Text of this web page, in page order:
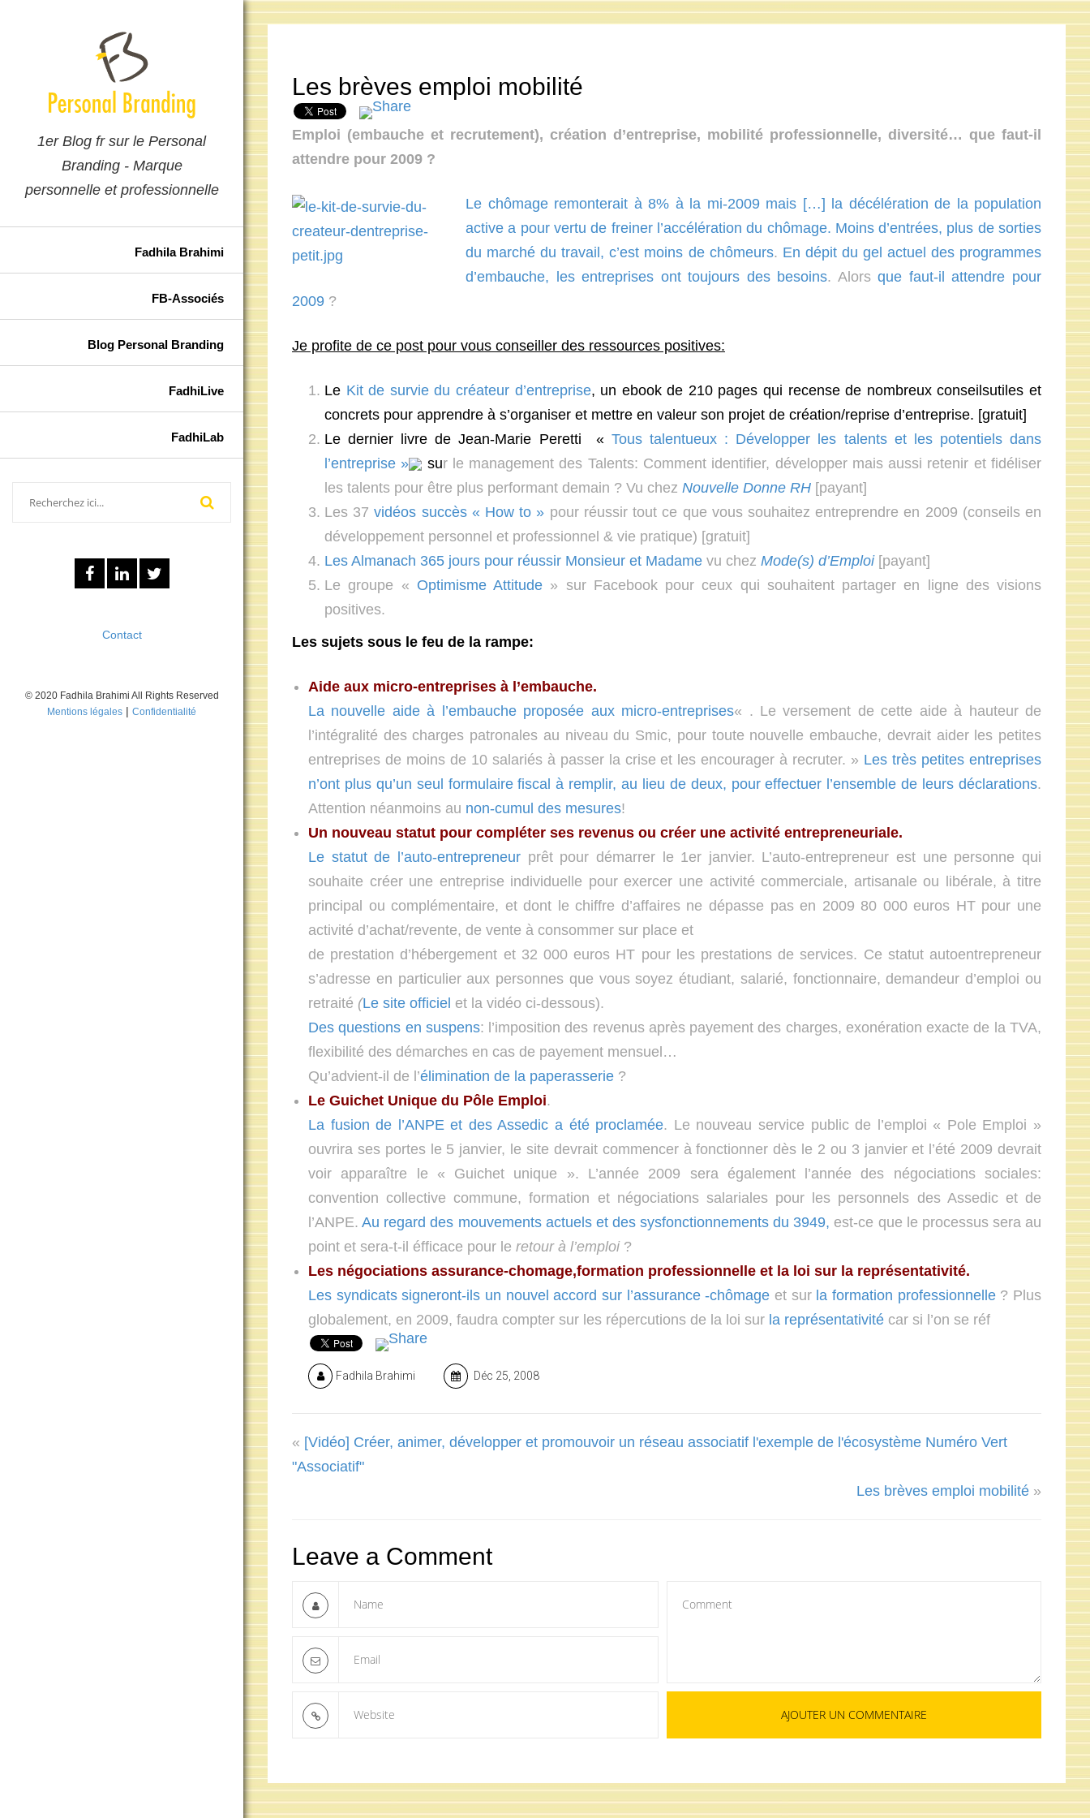
1er Blog fr sur le Personal
Branding - Marque
personnelle et professionnelle
Fadhila Brahimi
FB-Associés
Blog Personal Branding
FadhiLive
FadhiLab
Contact
© 2020 Fadhila Brahimi All Rights Reserved
Mentions légales | Confidentialité
Les brèves emploi mobilité
Emploi (embauche et recrutement), création d’entreprise, mobilité professionnelle, diversité… que faut-il
attendre pour 2009 ?
Le chômage remonterait à 8% à la mi-2009 mais […] la décélération de la population
active a pour vertu de freiner l’accélération du chômage. Moins d’entrées, plus de sorties
du marché du travail, c’est moins de chômeurs. En dépit du gel actuel des programmes
d’embauche, les entreprises ont toujours des besoins. Alorsque faut-il attendre pour
2009 ?
Je profite de ce post pour vous conseiller des ressources positives:
Le Kit de survie du créateur d’entreprise, un ebook de 210 pages qui recense de nombreux conseilsutiles et
concrets pour apprendre à s’organiser et mettre en valeur son projet de création/reprise d’entreprise. [gratuit]
Le dernier livre de Jean-Marie Peretti « Tous talentueux : Développer les talents et les potentiels dans
l’entreprise »
sur le management des Talents: Comment identifier, développer mais aussi retenir et fidéliser
les talents pour être plus performant demain ? Vu chez Nouvelle Donne RH [payant]
Les 37vidéos succès « How to » pour réussir tout ce que vous souhaitez entreprendre en 2009 (conseils en
développement personnel et professionnel & vie pratique) [gratuit]
Les Almanach 365 jours pour réussir Monsieur et Madame vu chez Mode(s) d’Emploi[payant]
Le groupe « Optimisme Attitude » sur Facebook pour ceux qui souhaitent partager en ligne des visions
positives.
Les sujets sous le feu de la rampe:
Aide aux micro-entreprises à l’embauche.
La nouvelle aide à l’embauche proposée aux micro-entreprises« . Le versement de cette aide à hauteur de
l’intégralité des charges patronales au niveau du Smic, pour toute nouvelle embauche, devrait aider les petites
entreprises de moins de 10 salariés à passer la crise et les encourager à recruter. » Les très petites entreprises
n’ont plus qu’un seul formulaire fiscal à remplir, au lieu de deux, pour effectuer l’ensemble de leurs déclarations.
Attention néanmoins au non-cumul des mesures!
Un nouveau statut pour compléter ses revenus ou créer une activité entrepreneuriale.
Le statut de l’auto-entrepreneurprêt pour démarrer le 1er janvier. L’auto-entrepreneur est une personne qui
souhaite créer une entreprise individuelle pour exercer une activité commerciale, artisanale ou libérale, à titre
principal ou complémentaire, et dont le chiffre d’affaires ne dépasse pas en 2009 80 000 euros HT pour une
activité d’achat/revente, de vente à consommer sur place et
de prestation d’hébergement et 32 000 euros HT pour les prestations de services. Ce statut autoentrepreneur
s’adresse en particulier aux personnes que vous soyez étudiant, salarié, fonctionnaire, demandeur d’emploi ou
retraité (Le site officiel et la vidéo ci-dessous).
Des questions en suspens: l’imposition des revenus après payement des charges, exonération exacte de la TVA,
flexibilité des démarches en cas de payement mensuel…
Qu’advient-il de l’élimination de la paperasserie ?
Le Guichet Unique du Pôle Emploi.
La fusion de l’ANPE et des Assedic a été proclamée. Le nouveau service public de l’emploi « Pole Emploi »
ouvrira ses portes le 5 janvier, le site devrait commencer à fonctionner dès le 2 ou 3 janvier et l’été 2009 devrait
voir apparaître le « Guichet unique ». L’année 2009 sera également l’année des négociations sociales:
convention collective commune, formation et négociations salariales pour les personnels des Assedic et de
l’ANPE.Au regard des mouvements actuels et des sysfonctionnements du 3949, est-ce que le processus sera au
point et sera-t-il éfficace pour le retour à l’emploi?
Les négociations assurance-chomage,formation professionnelle et la loi sur la représentativité.
Les syndicats signeront-ils un nouvel accord sur l’assurance -chômage et sur la formation professionnelle? Plus
globalement, en 2009, faudra compter sur les répercutions de la loi sur la représentativité car si l’on se réf
Fadhila Brahimi Déc 25, 2008
« [Vidéo] Créer, animer, développer et promouvoir un réseau associatif l'exemple de l'écosystème Numéro Vert
"Associatif"
Les brèves emploi mobilité »
Leave a Comment